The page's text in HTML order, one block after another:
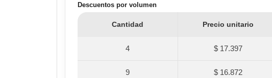
Descuentos por volumen
Cantidad Precio unitario
4 $ 17.397
9 $ 16.872